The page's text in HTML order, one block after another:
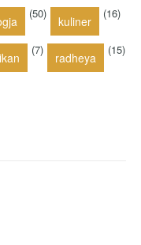
(50)
kuliner
(16)
(7)
radheya
(15)